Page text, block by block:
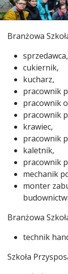
Branżowa
sprzedawca,
cukiernik,
kucharz,
pracownik
pracownik
pracownik
krawiec,
pracownik
kaletnik,
pracownik
mechanik
monter
Branżowa
technik
Szkoła